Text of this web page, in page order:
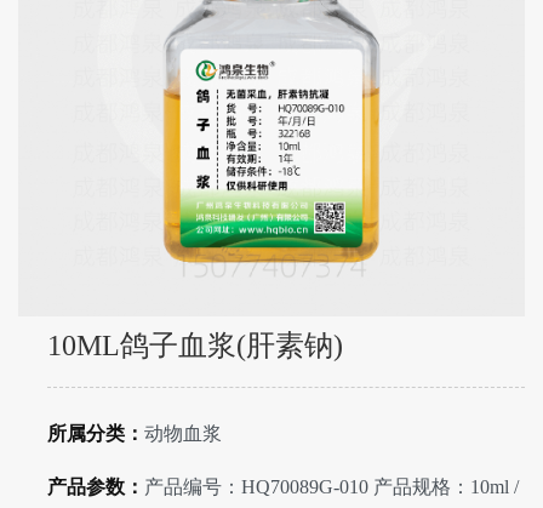
10ML鸽子血浆(肝素钠)
所属分类： 动物血浆
产品参数： 产品编号：HQ70089G-010 产品规格：10ml /